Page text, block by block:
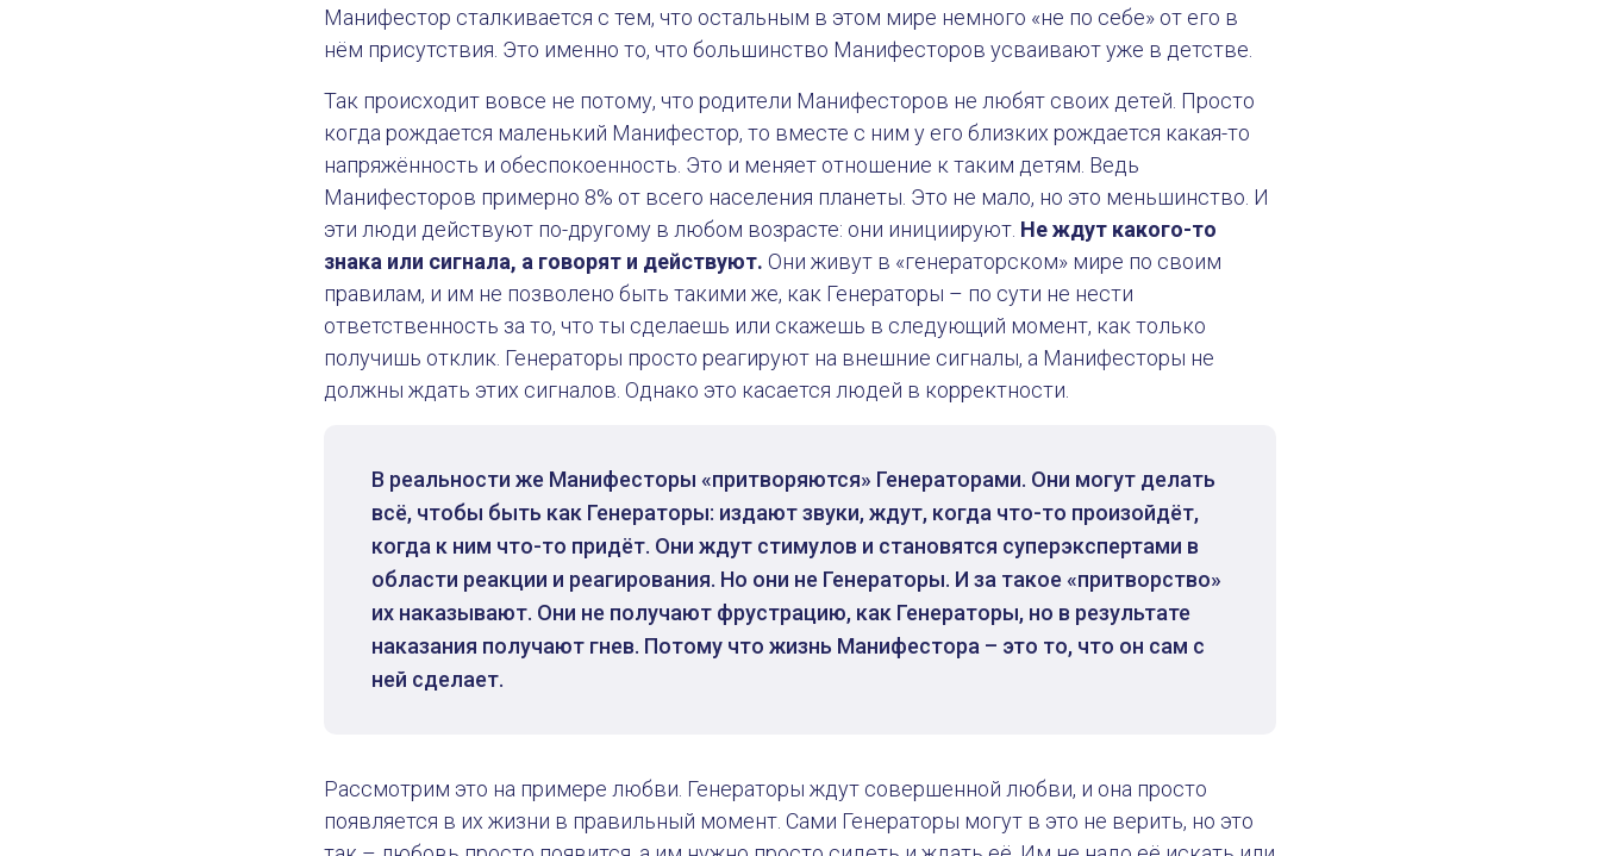
Манифестор сталкивается с тем, что остальным в этом мире немного «не по себе» от его в
нём присутствия. Это именно то, что большинство Манифесторов усваивают уже в детстве.
Так происходит вовсе не потому, что родители Манифесторов не любят своих детей. Просто
когда рождается маленький Манифестор, то вместе с ним у его близких рождается какая-то
напряжённость и обеспокоенность. Это и меняет отношение к таким детям. Ведь
Манифесторов примерно 8% от всего населения планеты. Это не мало, но это меньшинство. И
эти люди действуют по-другому в любом возрасте: они инициируют. Не ждут какого-то
знака или сигнала, а говорят и действуют. Они живут в «генераторском» мире по своим
правилам, и им не позволено быть такими же, как Генераторы – по сути не нести
ответственность за то, что ты сделаешь или скажешь в следующий момент, как только
получишь отклик. Генераторы просто реагируют на внешние сигналы, а Манифесторы не
должны ждать этих сигналов. Однако это касается людей в корректности.
В реальности же Манифесторы «притворяются» Генераторами. Они могут делать
всё, чтобы быть как Генераторы: издают звуки, ждут, когда что-то произойдёт,
когда к ним что-то придёт. Они ждут стимулов и становятся суперэкспертами в
области реакции и реагирования. Но они не Генераторы. И за такое «притворство»
их наказывают. Они не получают фрустрацию, как Генераторы, но в результате
наказания получают гнев. Потому что жизнь Манифестора – это то, что он сам с
ней сделает.
Рассмотрим это на примере любви. Генераторы ждут совершенной любви, и она просто
появляется в их жизни в правильный момент. Сами Генераторы могут в это не верить, но это